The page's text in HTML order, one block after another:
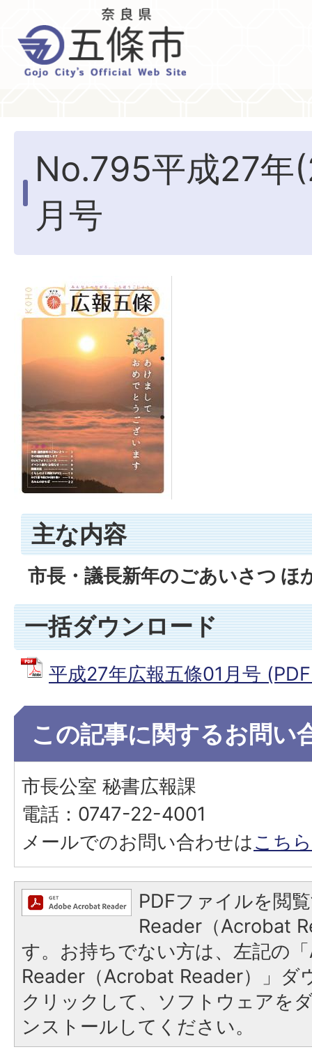
No.795平成27年
月号
主な内容
市長・議長新年のごあいさつ ほ
一括ダウンロード
平成27年広報五條01月号
この記事に関するお問い
市長公室 秘書広報課
電話：0747-22-4001
メールでのお問い合わせはこちら
PDFファイルを閲
Reader（Acrobat
す。お持ちでない方は、左記の
Reader（Acrobat Reader）」ダ
クリックして、ソフトウェアを
ンストールしてください。